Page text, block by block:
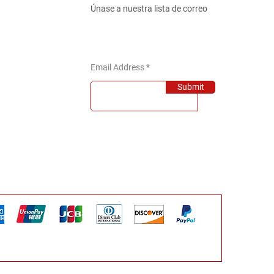
Únase a nuestra lista de correo
Email Address
Submit